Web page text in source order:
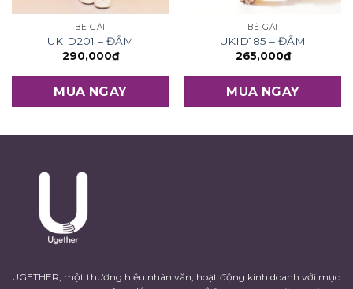
BÉ GÁI
UKID201 – ĐẦM
290,000₫
MUA NGAY
BÉ GÁI
UKID185 – ĐẦM
265,000₫
MUA NGAY
UGETHER, một thương hiệu nhân văn, hoạt động kinh doanh với mục